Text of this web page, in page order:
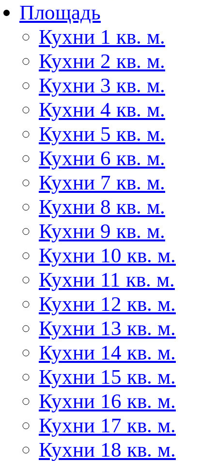
Площадь
Кухни 1 кв. м.
Кухни 2 кв. м.
Кухни 3 кв. м.
Кухни 4 кв. м.
Кухни 5 кв. м.
Кухни 6 кв. м.
Кухни 7 кв. м.
Кухни 8 кв. м.
Кухни 9 кв. м.
Кухни 10 кв. м.
Кухни 11 кв. м.
Кухни 12 кв. м.
Кухни 13 кв. м.
Кухни 14 кв. м.
Кухни 15 кв. м.
Кухни 16 кв. м.
Кухни 17 кв. м.
Кухни 18 кв. м.